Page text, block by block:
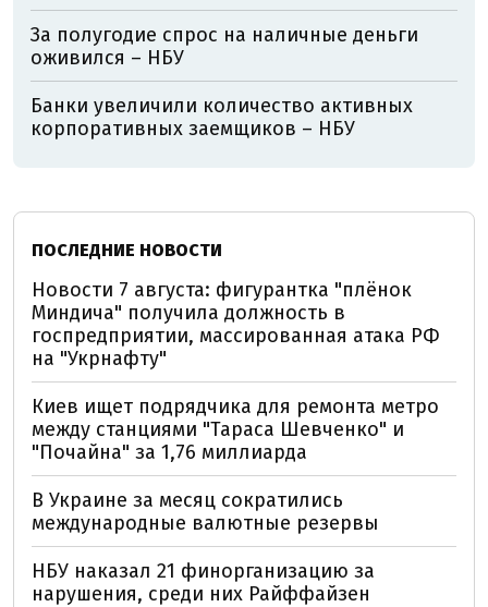
За полугодие спрос на наличные деньги
оживился – НБУ
Банки увеличили количество активных
корпоративных заемщиков – НБУ
ПОСЛЕДНИЕ НОВОСТИ
Новости 7 августа: фигурантка "плёнок
Миндича" получила должность в
госпредприятии, массированная атака РФ
на "Укрнафту"
Киев ищет подрядчика для ремонта метро
между станциями "Тараса Шевченко" и
"Почайна" за 1,76 миллиарда
В Украине за месяц сократились
международные валютные резервы
НБУ наказал 21 финорганизацию за
нарушения, среди них Райффайзен